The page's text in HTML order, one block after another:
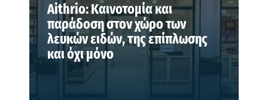
Aithrio: Καινοτομία και
παράδοση στον χώρο των
λευκών ειδών, της επίπλωσης
και όχι μόνο